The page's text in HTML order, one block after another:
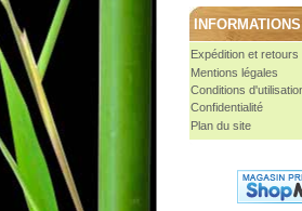
INFORMATIONS
Expédition et retours
Mentions légales
Conditions
Confidentialité
Plan du site